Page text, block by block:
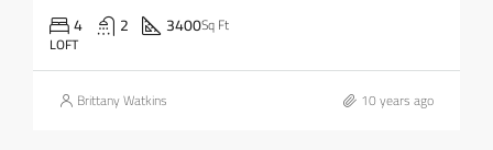
4 2 3400Sq Ft
LOFT
Brittany Watkins 10 years ago